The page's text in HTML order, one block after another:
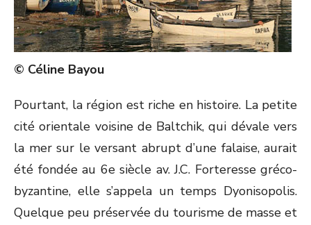
© Céline Bayou
Pourtant, la région est riche en histoire. La petite
cité orientale voisine de Baltchik, qui dévale vers
la mer sur le versant abrupt d’une falaise, aurait
été fondée au 6esiècle av. J.C. Forteresse gréco-
byzantine, elle s’appela un temps Dyonisopolis.
Quelque peu préservée du tourisme de masse et